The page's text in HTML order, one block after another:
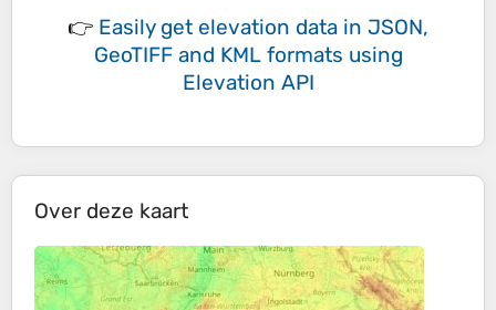
👉 Easily get elevation data in JSON,
GeoTIFF and KML formats using
Elevation API
Over deze kaart